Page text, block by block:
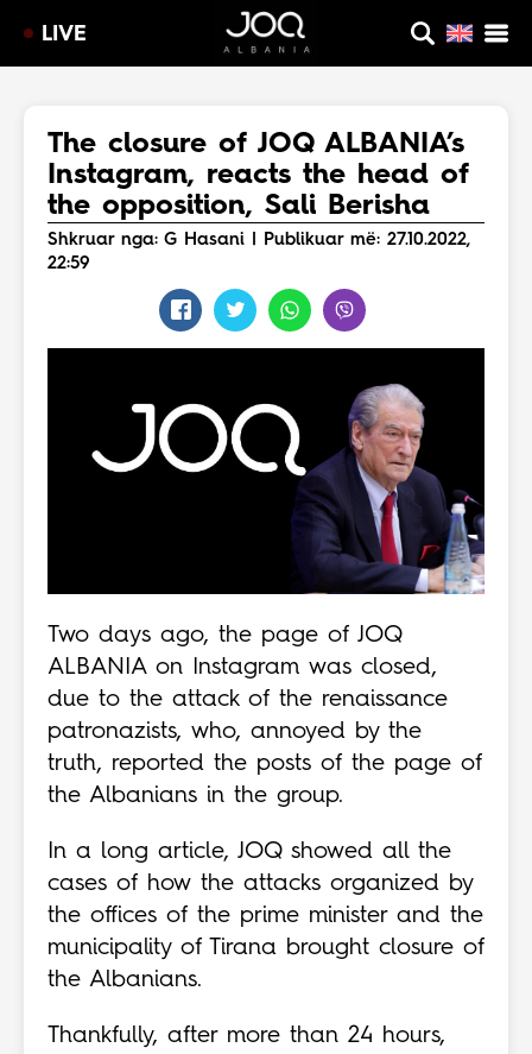
LIVE
The closure of JOQ ALBANIA’s
Instagram, reacts the head of
the opposition, Sali Berisha
Shkruar nga: G Hasani | Publikuar më: 27.10.2022,
22:59
Two days ago, the page of JOQ
ALBANIA on Instagram was closed,
due to the attack of the renaissance
patronazists, who, annoyed by the
truth, reported the posts of the page of
the Albanians in the group.
In a long article, JOQ showed all the
cases of how the attacks organized by
the offices of the prime minister and the
municipality of Tirana brought closure of
the Albanians.
Thankfully, after more than 24 hours,